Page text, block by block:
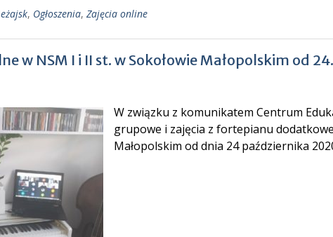
, Ogłoszenia, Zajęcia online
w NSM I i II st. w Sokołowie Małopolskim od
W związku z komunikatem Centrum
grupowe i zajęcia z fortepianu
Małopolskim od dnia 24 października